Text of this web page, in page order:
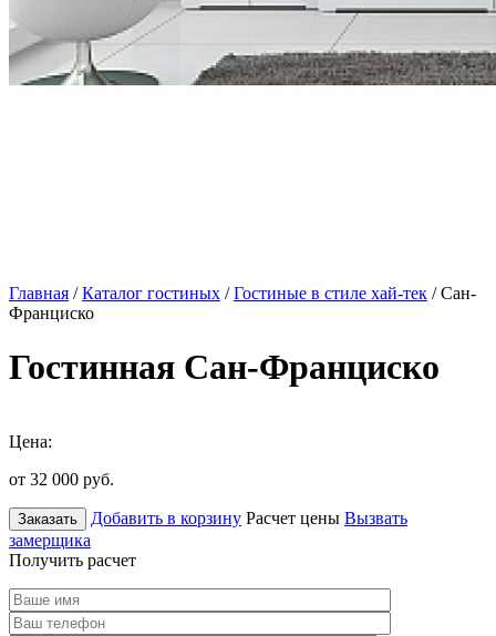
Главная /Каталог гостиных /Гостиные в стиле хай-тек / Сан-
Франциско
Гостинная Сан-Франциско
Цена:
от 32 000 руб.
Заказать Добавить в корзину Расчет цены Вызвать
замерщика
Получить расчет